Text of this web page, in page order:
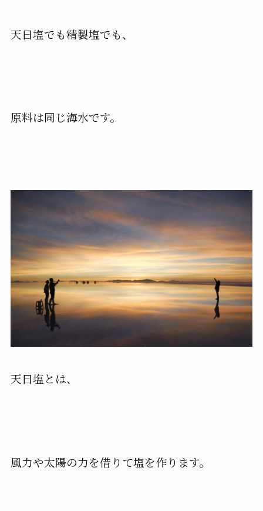
天日塩でも精製塩でも、
原料は同じ海水です。
天日塩とは、
風力や太陽の力を借りて塩を作ります。